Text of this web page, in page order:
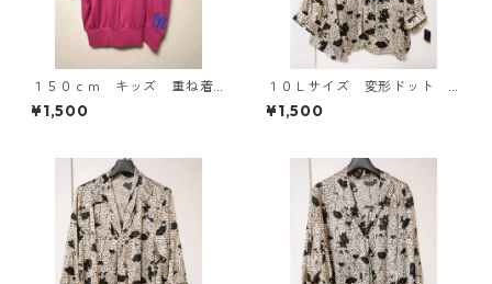
１５０ｃｍ キッズ 重ね着
風ドルマントップス マゼン
タ KAE-4791
¥1,500
１０Ｌサイズ 変形ドット
花柄 ボウタイブラウス オ
フホワイト KAE-4771
¥1,500